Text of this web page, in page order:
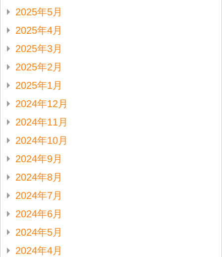
2025年5月
2025年4月
2025年3月
2025年2月
2025年1月
2024年12月
2024年11月
2024年10月
2024年9月
2024年8月
2024年7月
2024年6月
2024年5月
2024年4月